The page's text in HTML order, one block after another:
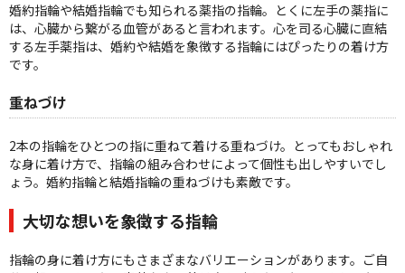
婚約指輪や結婚指輪でも知られる薬指の指輪。とくに左手の薬指に
は、心臓から繋がる血管があると言われます。心を司る心臓に直結
する左手薬指は、婚約や結婚を象徴する指輪にはぴったりの着け方
です。
重ねづけ
2本の指輪をひとつの指に重ねて着ける重ねづけ。とってもおしゃれ
な身に着け方で、指輪の組み合わせによって個性も出しやすいでし
ょう。婚約指輪と結婚指輪の重ねづけも素敵です。
大切な想いを象徴する指輪
指輪の身に着け方にもさまざまなバリエーションがあります。ご自